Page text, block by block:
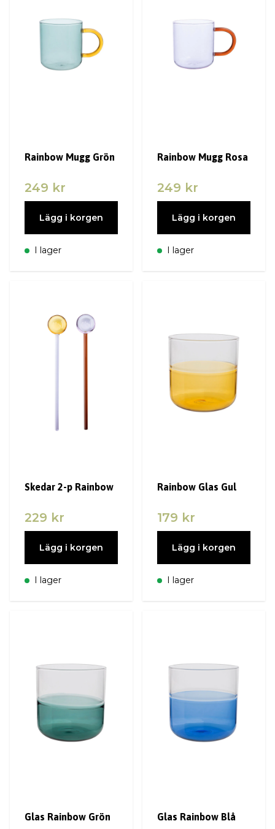
Rainbow Mugg Grön
249 kr
Lägg i korgen
I lager
Rainbow Mugg Rosa
249 kr
Lägg i korgen
I lager
Skedar 2-p Rainbow
229 kr
Lägg i korgen
I lager
Rainbow Glas Gul
179 kr
Lägg i korgen
I lager
Glas Rainbow Grön Glas Rainbow Blå